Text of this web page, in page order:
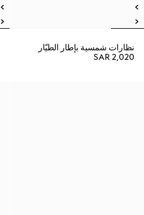
نظارات شمسية بإطار الطيّار
SAR 2,020